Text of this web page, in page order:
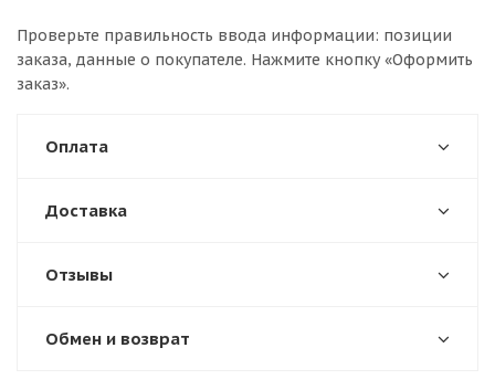
Проверьте правильность ввода информации: позиции
заказа, данные о покупателе. Нажмите кнопку «Оформить
заказ».
Оплата
Доставка
Отзывы
Обмен и возврат